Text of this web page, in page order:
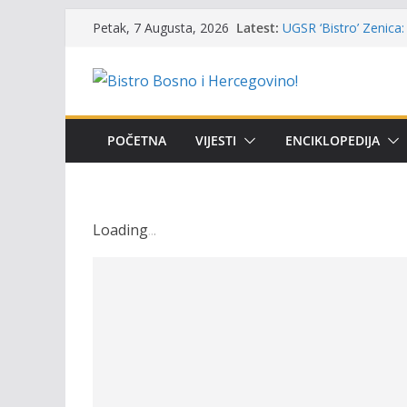
content
Petak, 7 Augusta, 2026 Latest: UGSR ‘Bistro’
i amura’
osobe sa
Održan 15.
POČETNA VIJESTI ENCIKLOPEDIJA
Loading...